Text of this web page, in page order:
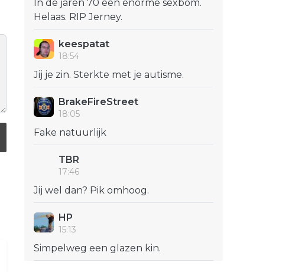
In de jaren 70 een enorme sexbom.
Helaas. RIP Jerney.
keespatat
18:54
Jij je zin. Sterkte met je autisme.
BrakeFireStreet
18:05
Fake natuurlijk
TBR
17:46
Jij wel dan? Pik omhoog.
HP
15:13
Simpelweg een glazen kin.